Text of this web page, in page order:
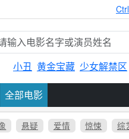
小丑 黄金宝藏 少女解禁区
全部电影
悬疑 爱情 惊悚 综